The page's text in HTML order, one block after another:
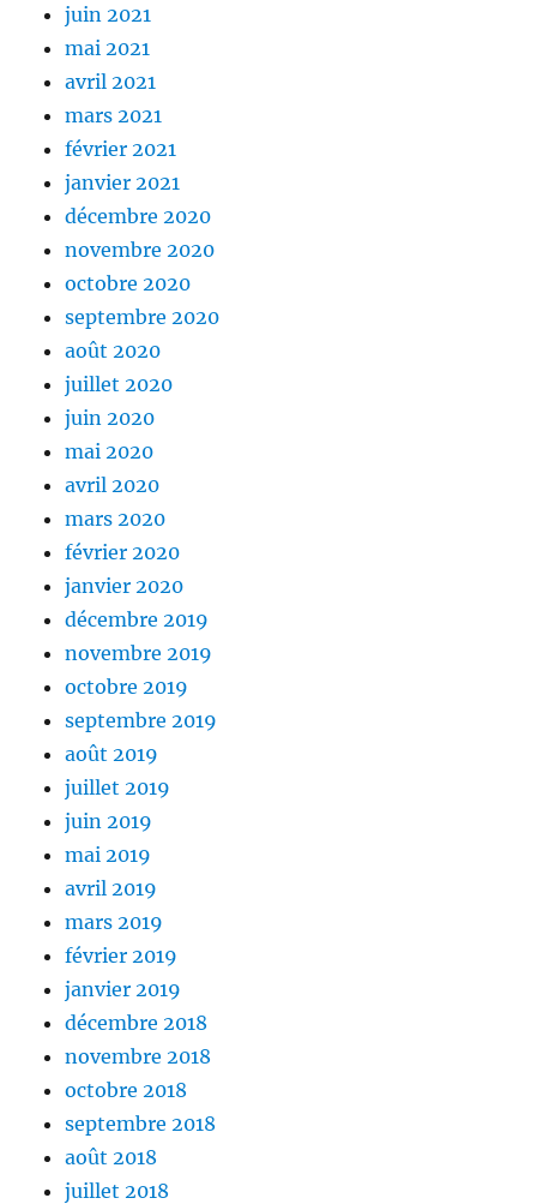
juin 2021
mai 2021
avril 2021
mars 2021
février 2021
janvier 2021
décembre 2020
novembre 2020
octobre 2020
septembre 2020
août 2020
juillet 2020
juin 2020
mai 2020
avril 2020
mars 2020
février 2020
janvier 2020
décembre 2019
novembre 2019
octobre 2019
septembre 2019
août 2019
juillet 2019
juin 2019
mai 2019
avril 2019
mars 2019
février 2019
janvier 2019
décembre 2018
novembre 2018
octobre 2018
septembre 2018
août 2018
juillet 2018